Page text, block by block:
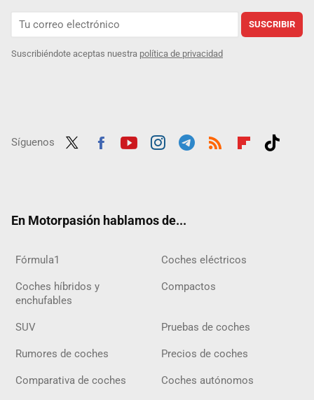
SUSCRIBIR
Suscribiéndote aceptas nuestra política de privacidad
Síguenos
En Motorpasión hablamos de...
Fórmula1 Coches eléctricos
Coches híbridos y
enchufables
Compactos
SUV Pruebas de coches
Rumores de coches Precios de coches
Comparativa de coches Coches autónomos